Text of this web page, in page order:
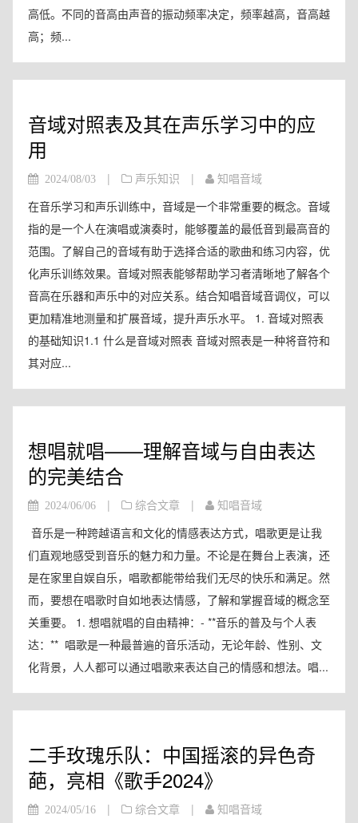
高低。不同的音高由声音的振动频率决定，频率越高，音高越
高；频...
音域对照表及其在声乐学习中的应
用
2024/08/03 | 声乐知识 | 知唱音域
在音乐学习和声乐训练中，音域是一个非常重要的概念。音域
指的是一个人在演唱或演奏时，能够覆盖的最低音到最高音的
范围。了解自己的音域有助于选择合适的歌曲和练习内容，优
化声乐训练效果。音域对照表能够帮助学习者清晰地了解各个
音高在乐器和声乐中的对应关系。结合知唱音域音调仪，可以
更加精准地测量和扩展音域，提升声乐水平。 1. 音域对照表
的基础知识1.1 什么是音域对照表 音域对照表是一种将音符和
其对应...
想唱就唱——理解音域与自由表达
的完美结合
2024/06/06 | 综合文章 | 知唱音域
音乐是一种跨越语言和文化的情感表达方式，唱歌更是让我
们直观地感受到音乐的魅力和力量。不论是在舞台上表演，还
是在家里自娱自乐，唱歌都能带给我们无尽的快乐和满足。然
而，要想在唱歌时自如地表达情感，了解和掌握音域的概念至
关重要。 1. 想唱就唱的自由精神：- **音乐的普及与个人表
达：** 唱歌是一种最普遍的音乐活动，无论年龄、性别、文
化背景，人人都可以通过唱歌来表达自己的情感和想法。唱...
二手玫瑰乐队：中国摇滚的异色奇
葩，亮相《歌手2024》
2024/05/16 | 综合文章 | 知唱音域